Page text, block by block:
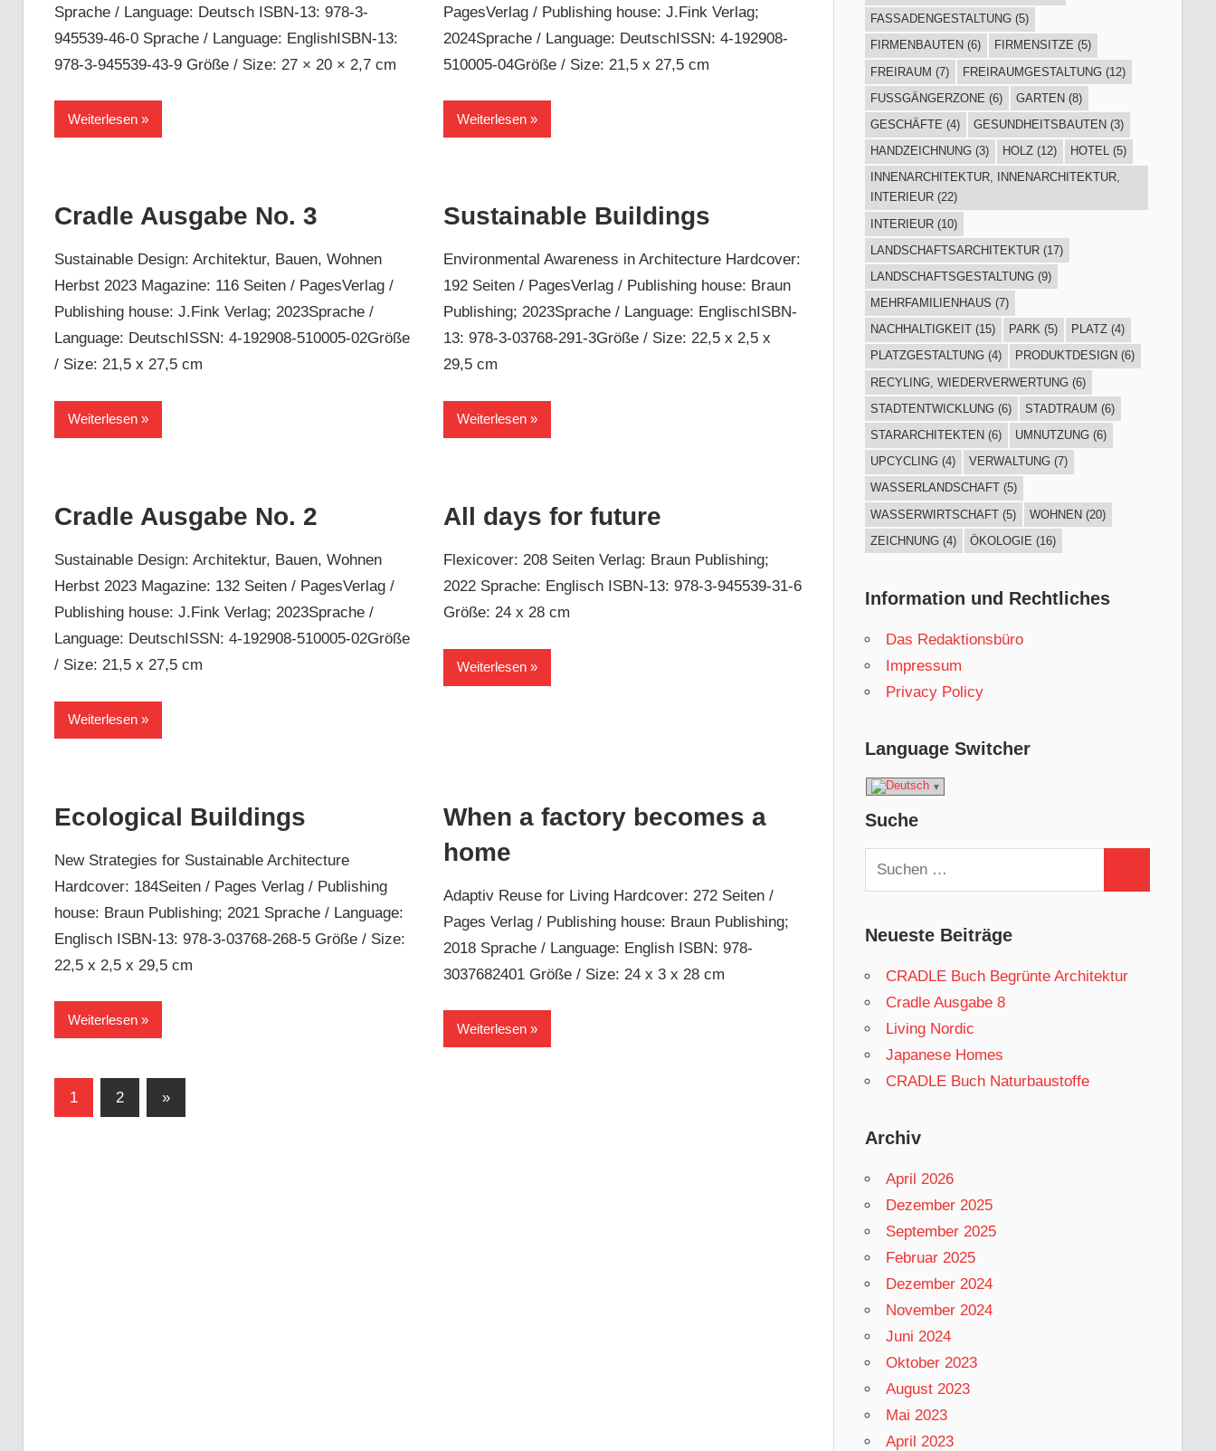
Sprache / Language: Deutsch ISBN-13: 978-3-
945539-46-0 Sprache / Language: EnglishISBN-13:
978-3-945539-43-9 Größe / Size: 27 × 20 × 2,7 cm
Weiterlesen
PagesVerlag / Publishing house: J.Fink Verlag;
2024Sprache / Language: DeutschISSN: 4-192908-
510005-04Größe / Size: 21,5 x 27,5 cm
Weiterlesen
Cradle Ausgabe No. 3
Sustainable Design: Architektur, Bauen, Wohnen
Herbst 2023 Magazine: 116 Seiten / PagesVerlag /
Publishing house: J.Fink Verlag; 2023Sprache /
Language: DeutschISSN: 4-192908-510005-02Größe
/ Size: 21,5 x 27,5 cm
Weiterlesen
Sustainable Buildings
Environmental Awareness in Architecture Hardcover:
192 Seiten / PagesVerlag / Publishing house: Braun
Publishing; 2023Sprache / Language: EnglischISBN-
13: 978-3-03768-291-3Größe / Size: 22,5 x 2,5 x
29,5 cm
Weiterlesen
Cradle Ausgabe No. 2
Sustainable Design: Architektur, Bauen, Wohnen
Herbst 2023 Magazine: 132 Seiten / PagesVerlag /
Publishing house: J.Fink Verlag; 2023Sprache /
Language: DeutschISSN: 4-192908-510005-02Größe
/ Size: 21,5 x 27,5 cm
Weiterlesen
All days for future
Flexicover: 208 Seiten Verlag: Braun Publishing;
2022 Sprache: Englisch ISBN-13: 978-3-945539-31-6
Größe: 24 x 28 cm
Weiterlesen
Ecological Buildings
New Strategies for Sustainable Architecture
Hardcover: 184Seiten / Pages Verlag / Publishing
house: Braun Publishing; 2021 Sprache / Language:
Englisch ISBN-13: 978-3-03768-268-5 Größe / Size:
22,5 x 2,5 x 29,5 cm
Weiterlesen
When a factory becomes a
home
Adaptiv Reuse for Living Hardcover: 272 Seiten /
Pages Verlag / Publishing house: Braun Publishing;
2018 Sprache / Language: English ISBN: 978-
3037682401 Größe / Size: 24 x 3 x 28 cm
Weiterlesen
Seitennummerierung
1 2
Nächste
»
FASSADENGESTALTUNG (5)
FIRMENBAUTEN (6) FIRMENSITZE (5)
FREIRAUM (7) FREIRAUMGESTALTUNG (12)
FUSSGÄNGERZONE
(6) GARTEN (8)
GESCHÄFTE (4) GESUNDHEITSBAUTEN (3)
HANDZEICHNUNG (3) HOLZ (12) HOTEL (5)
INNENARCHITEKTUR, INNENARCHITEKTUR,
INTERIEUR (22)
INTERIEUR (10)
LANDSCHAFTSARCHITEKTUR (17)
LANDSCHAFTSGESTALTUNG (9)
MEHRFAMILIENHAUS (7)
NACHHALTIGKEIT (15) PARK (5) PLATZ (4)
PLATZGESTALTUNG (4) PRODUKTDESIGN (6)
RECYLING, WIEDERVERWERTUNG (6)
STADTENTWICKLUNG (6) STADTRAUM (6)
STARARCHITEKTEN (6) UMNUTZUNG (6)
UPCYCLING (4) VERWALTUNG (7)
WASSERLANDSCHAFT (5)
WASSERWIRTSCHAFT (5) WOHNEN (20)
ZEICHNUNG (4) ÖKOLOGIE (16)
Information und Rechtliches
Das Redaktionsbüro
Impressum
Privacy Policy
Language Switcher
Suche
Suchen
nach:
Neueste Beiträge
CRADLE Buch Begrünte Architektur
Cradle Ausgabe 8
Living Nordic
Japanese Homes
CRADLE Buch Naturbaustoffe
Archiv
April 2026
Dezember 2025
September 2025
Februar 2025
Dezember 2024
November 2024
Juni 2024
Oktober 2023
August 2023
Mai 2023
April 2023